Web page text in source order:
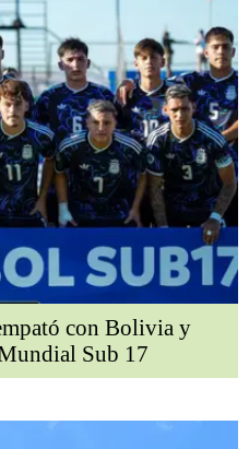
con Bolivia y
Sub 17